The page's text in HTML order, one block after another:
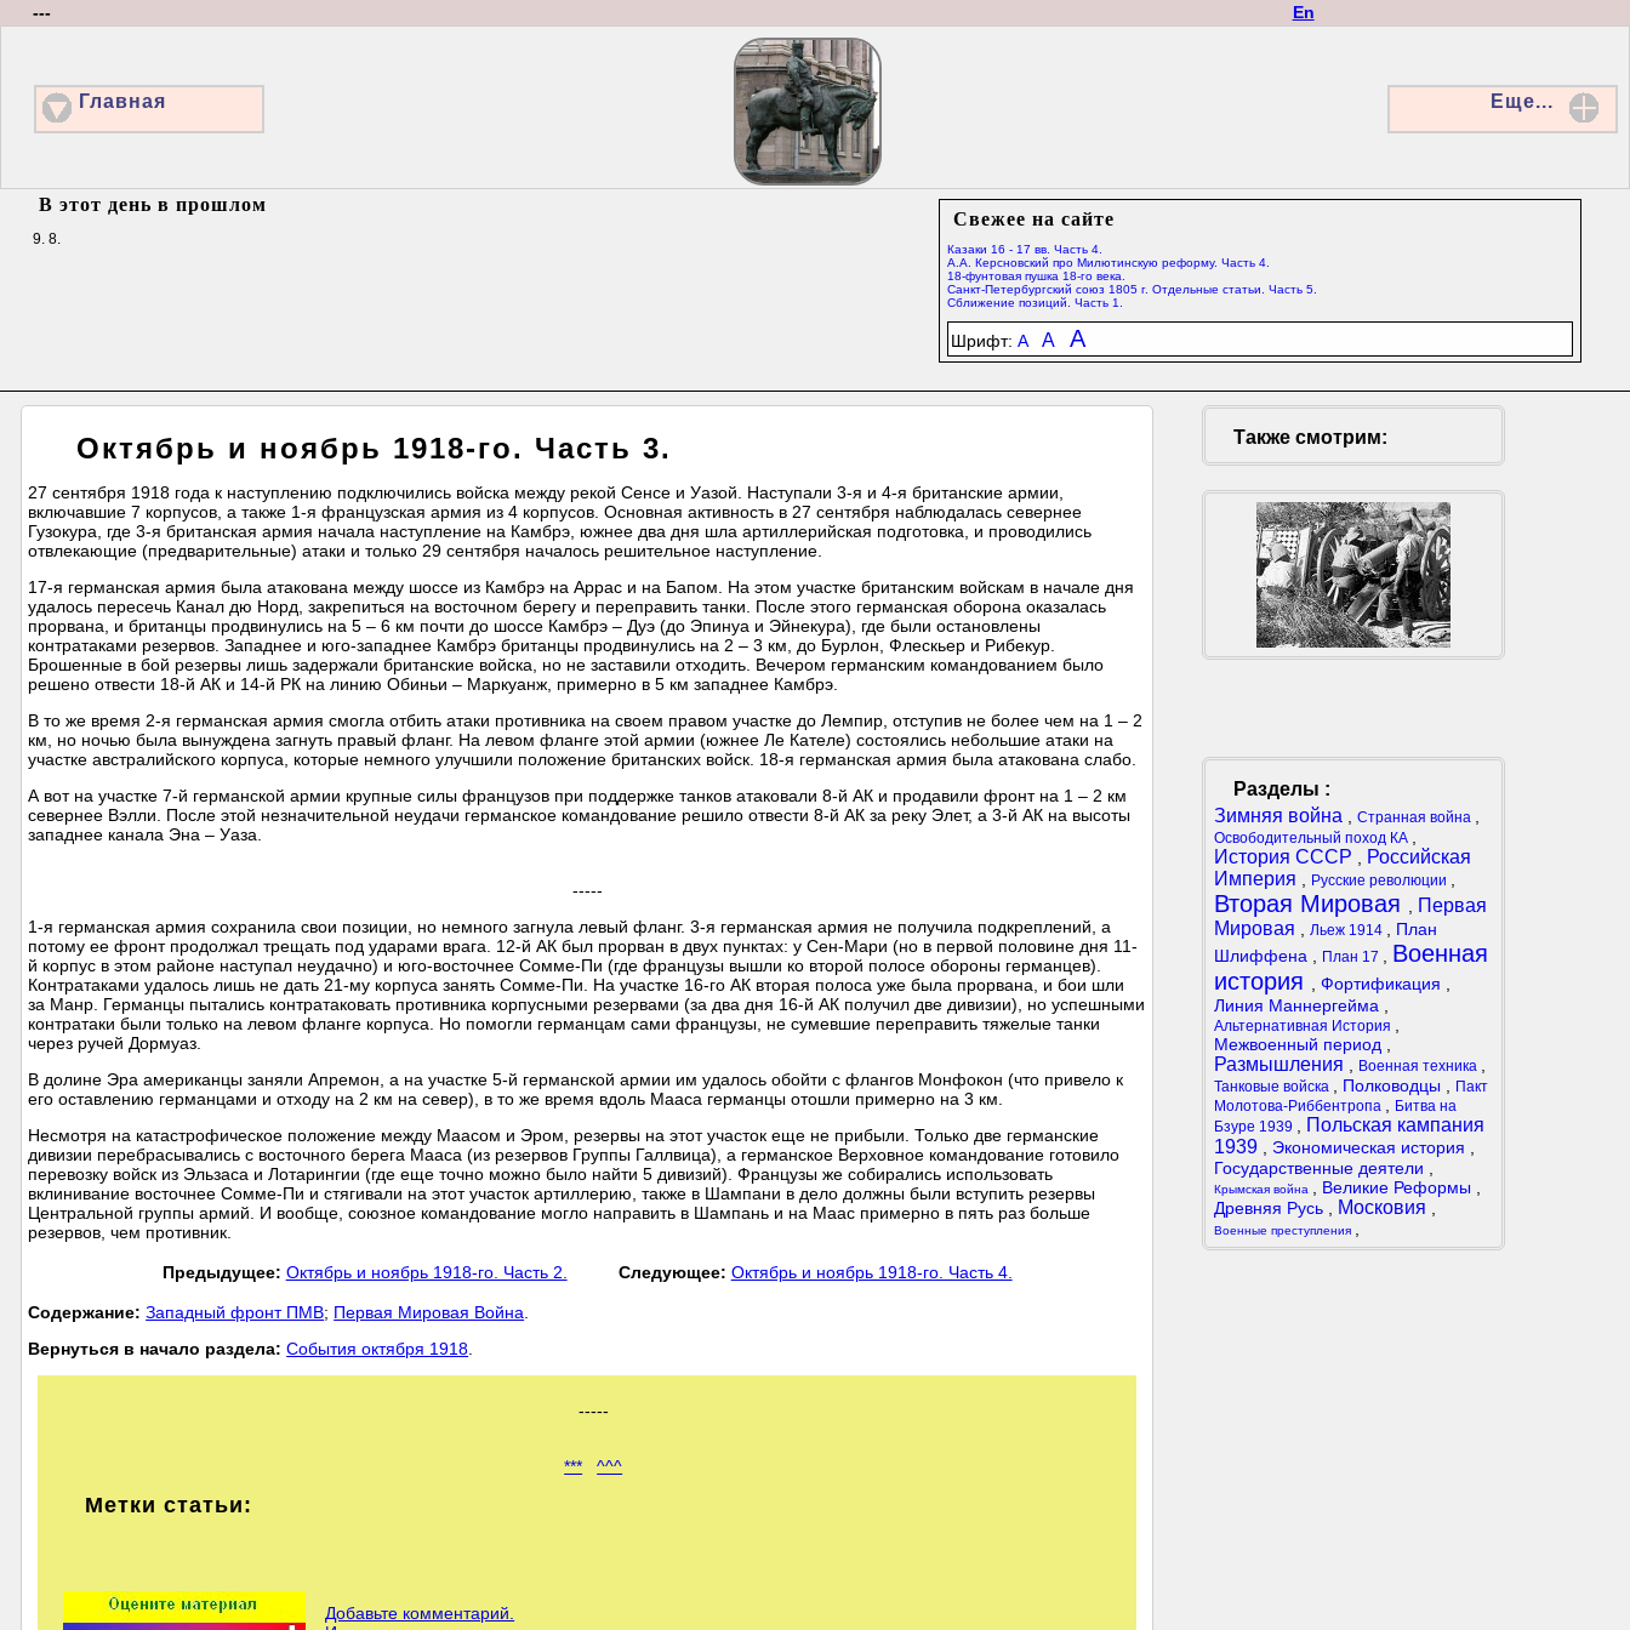
En
---
Главная Еще...
Свежее на сайте
Казаки 16 - 17 вв. Часть 4.
А.А. Керсновский про Милютинскую реформу. Часть 4.
18-фунтовая пушка 18-го века.
Санкт-Петербургский союз 1805 г. Отдельные статьи. Часть 5.
Сближение позиций. Часть 1.
Шрифт:A A A
В этот день в прошлом
9. 8.
Октябрь и ноябрь 1918-го. Часть 3.
27 сентября 1918 года к наступлению подключились войска между рекой Сенсе и Уазой. Наступали 3-я и 4-я британские армии,
включавшие 7 корпусов, а также 1-я французская армия из 4 корпусов. Основная активность в 27 сентября наблюдалась севернее
Гузокура, где 3-я британская армия начала наступление на Камбрэ, южнее два дня шла артиллерийская подготовка, и проводились
отвлекающие (предварительные) атаки и только 29 сентября началось решительное наступление.
17-я германская армия была атакована между шоссе из Камбрэ на Аррас и на Бапом. На этом участке британским войскам в начале дня
удалось пересечь Канал дю Норд, закрепиться на восточном берегу и переправить танки. После этого германская оборона оказалась
прорвана, и британцы продвинулись на 5 – 6 км почти до шоссе Камбрэ – Дуэ (до Эпинуа и Эйнекура), где были остановлены
контратаками резервов. Западнее и юго-западнее Камбрэ британцы продвинулись на 2 – 3 км, до Бурлон, Флескьер и Рибекур.
Брошенные в бой резервы лишь задержали британские войска, но не заставили отходить. Вечером германским командованием было
решено отвести 18-й АК и 14-й РК на линию Обиньи – Маркуанж, примерно в 5 км западнее Камбрэ.
В то же время 2-я германская армия смогла отбить атаки противника на своем правом участке до Лемпир, отступив не более чем на 1 – 2
км, но ночью была вынуждена загнуть правый фланг. На левом фланге этой армии (южнее Ле Кателе) состоялись небольшие атаки на
участке австралийского корпуса, которые немного улучшили положение британских войск. 18-я германская армия была атакована слабо.
А вот на участке 7-й германской армии крупные силы французов при поддержке танков атаковали 8-й АК и продавили фронт на 1 – 2 км
севернее Вэлли. После этой незначительной неудачи германское командование решило отвести 8-й АК за реку Элет, а 3-й АК на высоты
западнее канала Эна – Уаза.
-----
1-я германская армия сохранила свои позиции, но немного загнула левый фланг. 3-я германская армия не получила подкреплений, а
потому ее фронт продолжал трещать под ударами врага. 12-й АК был прорван в двух пунктах: у Сен-Мари (но в первой половине дня 11-
й корпус в этом районе наступал неудачно) и юго-восточнее Сомме-Пи (где французы вышли ко второй полосе обороны германцев).
Контратаками удалось лишь не дать 21-му корпуса занять Сомме-Пи. На участке 16-го АК вторая полоса уже была прорвана, и бои шли
за Манр. Германцы пытались контратаковать противника корпусными резервами (за два дня 16-й АК получил две дивизии), но успешными
контратаки были только на левом фланге корпуса. Но помогли германцам сами французы, не сумевшие переправить тяжелые танки
через ручей Дормуаз.
В долине Эра американцы заняли Апремон, а на участке 5-й германской армии им удалось обойти с флангов Монфокон (что привело к
его оставлению германцами и отходу на 2 км на север), в то же время вдоль Мааса германцы отошли примерно на 3 км.
Несмотря на катастрофическое положение между Маасом и Эром, резервы на этот участок еще не прибыли. Только две германские
дивизии перебрасывались с восточного берега Мааса (из резервов Группы Галлвица), а германское Верховное командование готовило
перевозку войск из Эльзаса и Лотарингии (где еще точно можно было найти 5 дивизий). Французы же собирались использовать
вклинивание восточнее Сомме-Пи и стягивали на этот участок артиллерию, также в Шампани в дело должны были вступить резервы
Центральной группы армий. И вообще, союзное командование могло направить в Шампань и на Маас примерно в пять раз больше
резервов, чем противник.
Предыдущее: Октябрь и ноябрь 1918-го. Часть 2. Следующее: Октябрь и ноябрь 1918-го. Часть 4.
Cодержание: Западный фронт ПМВ; Первая Мировая Война
Вернуться в начало раздела: События октября 1918
-----
*** ^^^
Метки статьи:
Добавьте комментарий.
Также смотрим:
Разделы :
Зимняя война
Странная война
Освободительный поход КА
История СССР
Российская
Империя
Русские революции
Вторая Мировая
Первая
Мировая
Льеж 1914
План
Шлиффена
План 17
Военная
история
Фортификация
Линия Маннергейма
Альтернативная История
Межвоенный период
Размышления Военная техника
Танковые войска Полководцы
Пакт
Молотова-Риббентропа
Битва на
Бзуре 1939
Польская кампания
1939
Экономическая история
Государственные деятели
Крымская война Великие Реформы
Древняя Русь
Московия
Военные преступления